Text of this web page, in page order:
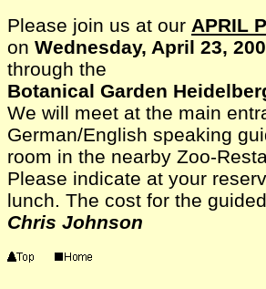
Please join us at our APRIL
on Wednesday, April 23,
through the
Botanical Garden
We will meet at the main
German/English speaking
room in the nearby Zoo-
Please indicate at your
lunch. The cost for the
Chris Johnson